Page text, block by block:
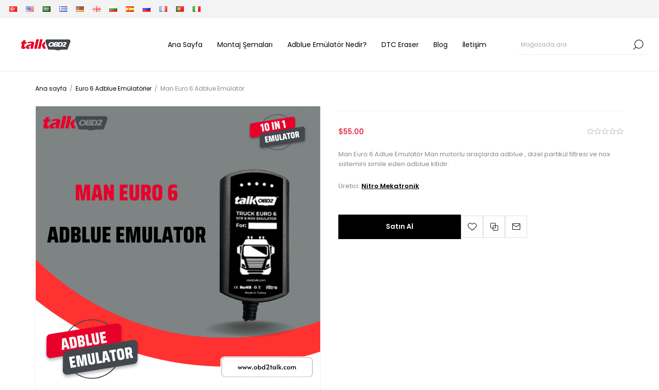
Ana Sayfa Montaj Şemaları Adblue Emülatör Nedir? DTC Eraser Blog İletişim
Ana sayfa / Euro 6 Adblue Emülatörler / Man Euro 6 Adblue Emülatör
$55.00
Man Euro 6 Adlue Emulatör Man motorlu araçlarda adblue , dizel partikül filtresi ve nox
sistemini simile eden adblue kitidir.
Üretici: Nitro Mekatronik
Satın Al